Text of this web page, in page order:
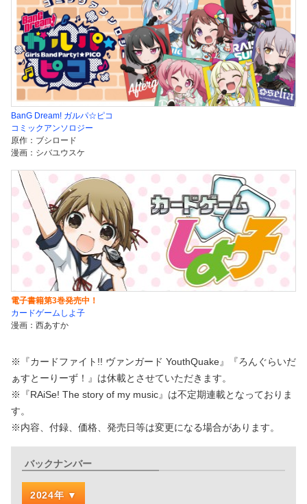
BanG Dream! ガルパ☆ピコ
コミックアンソロジー
原作：ブシロード
漫画：シバユウスケ
電子書籍第3巻発売中！
カードゲームしよ子
漫画：西あすか
※『カードファイト!! ヴァンガード YouthQuake』『ろんぐらいだ
ぁすとーりーず！』は休載とさせていただきます。
※『RAiSe! The story of my music』は不定期連載となっておりま
す。
※内容、付録、価格、発売日等は変更になる場合があります。
バックナンバー
2024年